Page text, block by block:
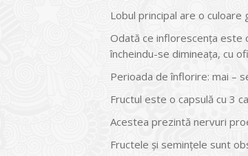
Lobul principal are o culoare
Odată ce inflorescenţa este
încheindu-se dimineaţa, cu
Perioada de înflorire: mai –
Fructul este o capsulă cu 3
Acestea prezintă nervuri
Fructele și semințele sunt